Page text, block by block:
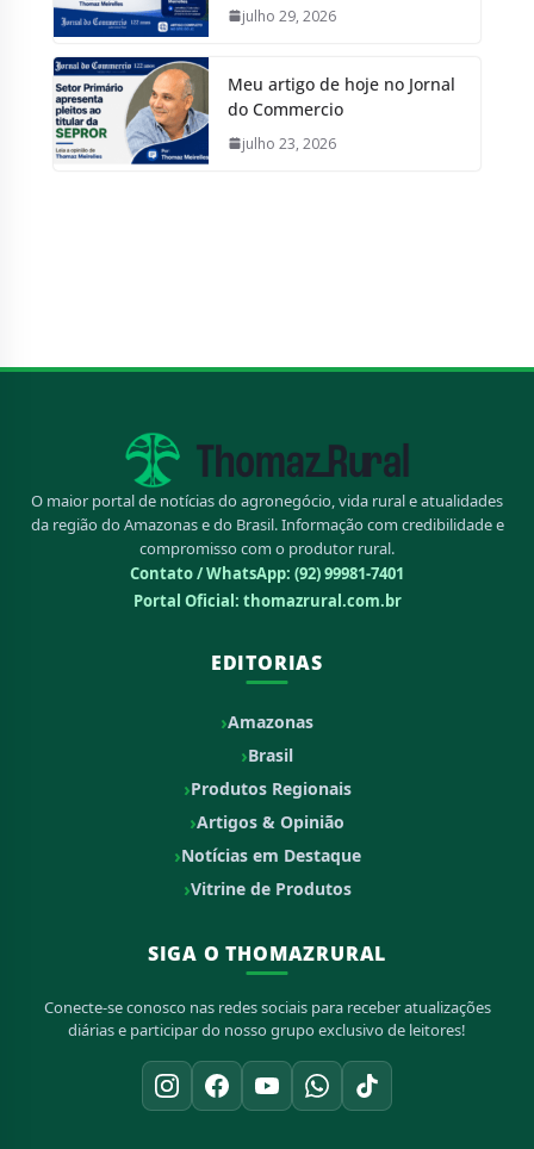
julho 29, 2026
Meu artigo de hoje no Jornal
do Commercio
julho 23, 2026
O maior portal de notícias do agronegócio, vida rural e atualidades
da região do Amazonas e do Brasil. Informação com credibilidade e
compromisso com o produtor rural.
Contato / WhatsApp: (92) 99981-7401
Portal Oficial: thomazrural.com.br
EDITORIAS
Amazonas
Brasil
Produtos Regionais
Artigos & Opinião
Notícias em Destaque
Vitrine de Produtos
SIGA O THOMAZRURAL
Conecte-se conosco nas redes sociais para receber atualizações
diárias e participar do nosso grupo exclusivo de leitores!